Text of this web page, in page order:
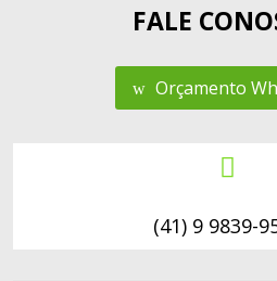
FALE
Orçamento

(41) 9 9839-